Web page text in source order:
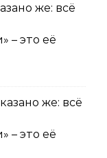
же: всё
– это её
же: всё
– это её